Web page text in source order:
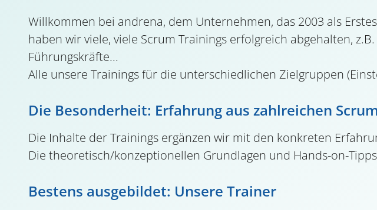
Willkommen bei andrena, dem Unternehmen, das 2003 als
haben wir viele, viele Scrum Trainings erfolgreich abgehalten,
Führungskräfte...
Alle unsere Trainings für die unterschiedlichen Zielgruppen
Die Besonderheit: Erfahrung aus zahlreichen
Die Inhalte der Trainings ergänzen wir mit den konkreten
Die theoretisch/konzeptionellen Grundlagen und Hands-on-
Bestens ausgebildet: Unsere Trainer